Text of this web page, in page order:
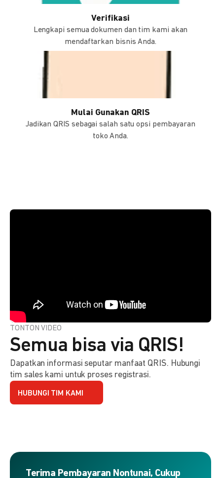
Verifikasi
Lengkapi semua dokumen dan tim kami akan
mendaftarkan bisnis Anda.
Mulai Gunakan QRIS
Jadikan QRIS sebagai salah satu opsi pembayaran
toko Anda.
TONTON VIDEO
Semua bisa via QRIS!
Dapatkan informasi seputar manfaat QRIS. Hubungi
tim sales kami untuk proses registrasi.
HUBUNGI TIM KAMI
Terima Pembayaran Nontunai, Cukup